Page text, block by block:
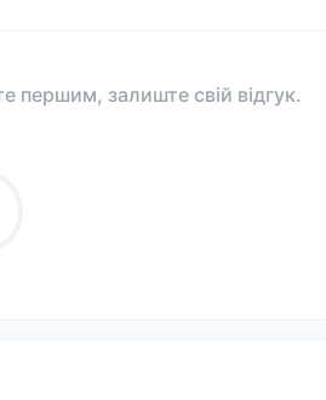
першим, залиште свій відгук.